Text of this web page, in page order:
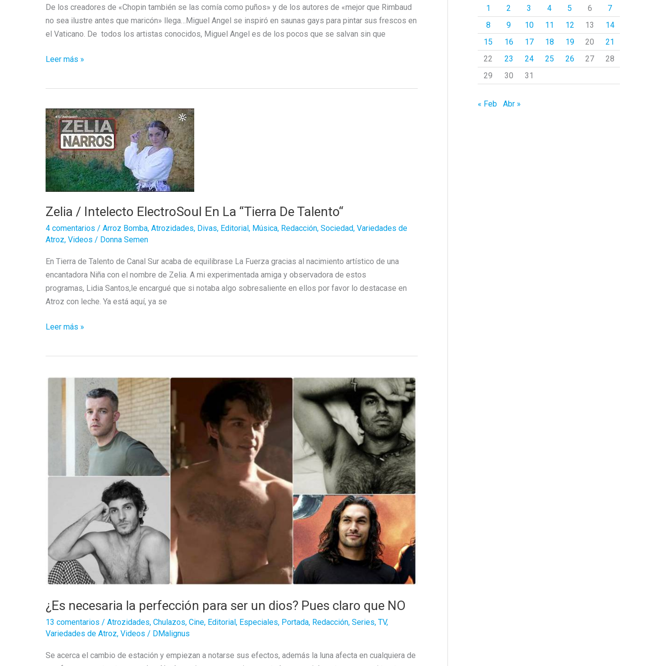
De los creadores de «Chopin también se las comía como puños» y de los autores de «mejor que Rimbaud
no sea ilustre antes que maricón» llega…Miguel Angel se inspiró en saunas gays para pintar sus frescos en
el Vaticano. De todos los artistas conocidos, Miguel Angel es de los pocos que se salvan sin que
Miguel
de
saunas
Leer más »
Zelia / Intelecto ElectroSoul En La “Tierra De Talento“
4 comentarios / Arroz Bomba, Atrozidades, Divas, Editorial , Música, Redacción, Sociedad, Variedades de
Atroz, Videos / Donna Semen
En Tierra de Talento de Canal Sur acaba de equilibrase La Fuerza gracias al nacimiento artístico de una
encantadora Niña con el nombre de Zelia. A mi experimentada amiga y observadora de estos
programas, Lidia Santos,le encargué que si notaba algo sobresaliente en ellos por favor lo destacase en
Atroz con leche. Ya está aquí, ya se
Zelia
En
“Tierra
Leer más »
¿Es necesaria la perfección para ser un dios? Pues claro que NO
13 comentarios / Atrozidades, Chulazos, Cine, Editorial, Especiales, Portada, Redacción, Series, TV,
Variedades de Atroz, Videos / DMalignus
Se acerca el cambio de estación y empiezan a notarse sus efectos, además la luna afecta en cualquiera de
1 2 3 4 5 6
7
8
9 10 11 12 13
14
15
16 17 18 19 20
21
22
23 24 25 26 27
28
29
30 31
« Feb Abr »